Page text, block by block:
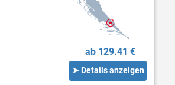
ab 129.41 €
➤ Details anzeigen